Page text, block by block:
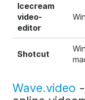
Icecream
video-
editor
Shotcut
Wave.video